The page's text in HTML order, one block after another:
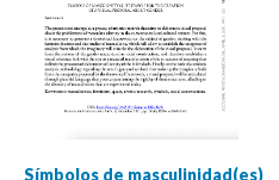
Símbolos de masculinidad(es)